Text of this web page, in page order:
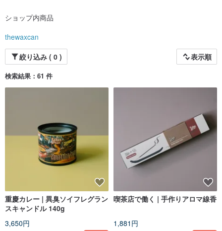
ショップ内商品
thewaxcan
絞り込み ( 0 )
表示順
検索結果：61 件
重慶カレー | 異臭ソイフレグラン
スキャンドル 140g
3,650円
喫茶店で働く | 手作りアロマ線香
1,881円